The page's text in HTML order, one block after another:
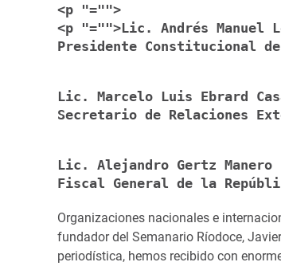
<p "="">
<p "="">Lic. Andrés Manuel
Presidente Constitucional
Lic. Marcelo Luis Ebrard
Secretario de Relaciones
Lic. Alejandro Gertz Manero
Fiscal General de la
Organizaciones nacionales e
fundador del Semanario Ríodoce,
periodística, hemos recibido con